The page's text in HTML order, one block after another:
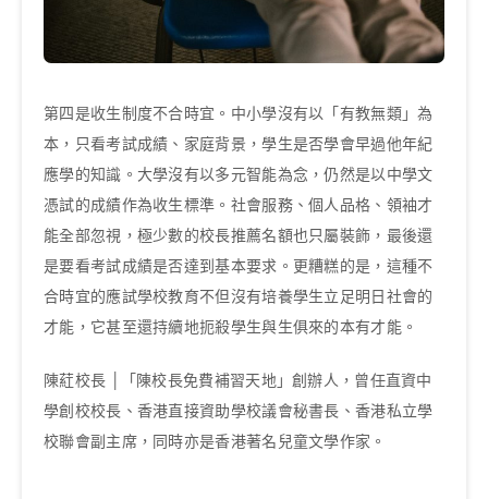
第四是收生制度不合時宜。中小學沒有以「有教無類」為
本，只看考試成績、家庭背景，學生是否學會早過他年紀
應學的知識。大學沒有以多元智能為念，仍然是以中學文
憑試的成績作為收生標準。社會服務、個人品格、領袖才
能全部忽視，極少數的校長推薦名額也只屬裝飾，最後還
是要看考試成績是否達到基本要求。更糟糕的是，這種不
合時宜的應試學校教育不但沒有培養學生立足明日社會的
才能，它甚至還持續地扼殺學生與生俱來的本有才能。
陳葒校長 │「陳校長免費補習天地」創辦人，曾任直資中
學創校校長、香港直接資助學校議會秘書長、香港私立學
校聯會副主席，同時亦是香港著名兒童文學作家。